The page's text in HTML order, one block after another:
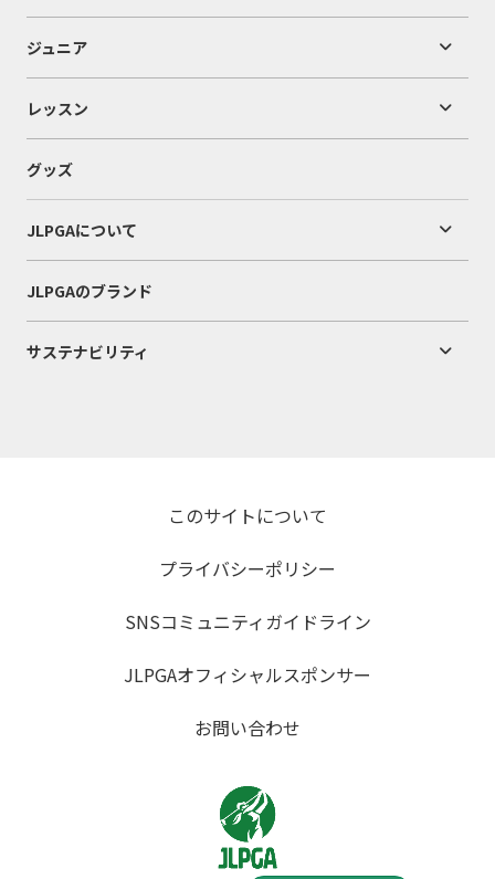
ジュニア
レッスン
グッズ
JLPGAについて
JLPGAのブランド
サステナビリティ
このサイトについて
プライバシーポリシー
SNSコミュニティガイドライン
JLPGAオフィシャルスポンサー
お問い合わせ